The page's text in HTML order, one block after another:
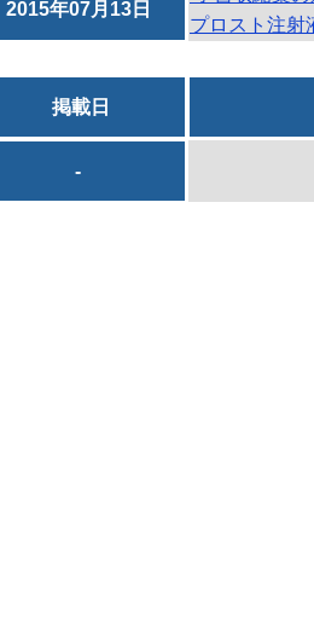
2015年07月13日
プロスト注射
掲載日
-